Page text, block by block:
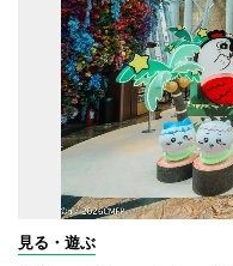
見る・遊ぶ